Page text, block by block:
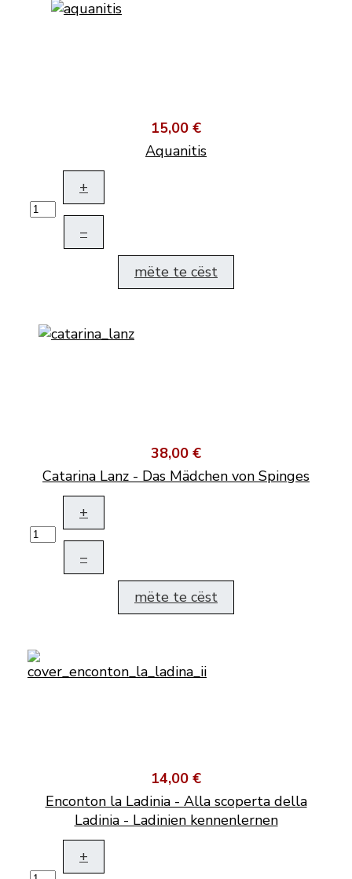
15,00 €
Aquanitis
+
–
mëte te cëst
38,00 €
Catarina Lanz - Das Mädchen von Spinges
+
–
mëte te cëst
14,00 €
Enconton la Ladinia - Alla scoperta della
Ladinia - Ladinien kennenlernen
+